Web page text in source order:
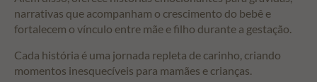
narrativas que acompanham o crescimento do bebê e
fortalecem o vínculo entre mãe e filho durante a gestação.
Cada história é uma jornada repleta de carinho, criando
momentos inesquecíveis para mamães e crianças.